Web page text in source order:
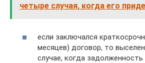
четыре случая, когда его
если заключался
месяцев) договор, то
случае, когда